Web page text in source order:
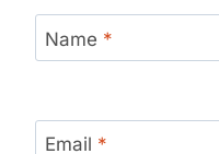
Name *
Email *